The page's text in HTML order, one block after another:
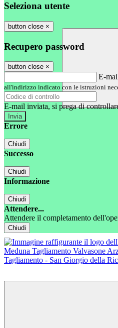
Seleziona utente
button close ×
Recupero password
button close ×
E-
all'indirizzo indicato con le istruzioni
E-mail inviata, si prega di
Errore
Chiudi
Successo
Chiudi
Informazione
Chiudi
Attendere...
Attendere il completamento
Chiudi